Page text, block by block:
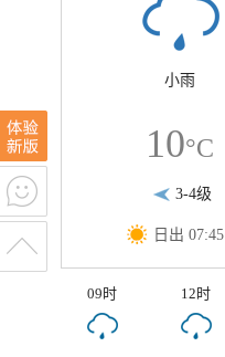
小雨
10°C
3-4级
日出 07:45
09时 12时